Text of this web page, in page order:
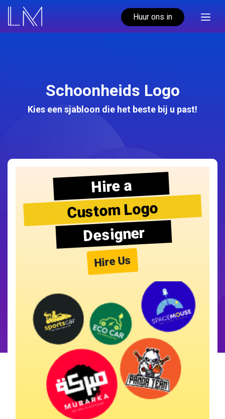
Huur ons in
Schoonheids Logo
Kies een sjabloon die het beste bij u past!
Hire a
Custom Logo
Designer
Hire Us